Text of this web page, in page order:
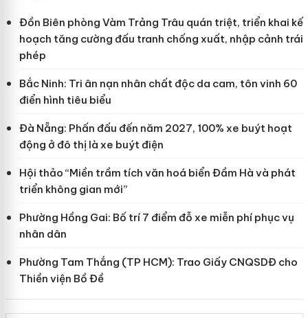
Đồn Biên phòng Vàm Trảng Trâu quán triệt, triển khai kế
hoạch tăng cường đấu tranh chống xuất, nhập cảnh trái
phép
Bắc Ninh: Tri ân nạn nhân chất độc da cam, tôn vinh 60
điển hình tiêu biểu
Đà Nẵng: Phấn đấu đến năm 2027, 100% xe buýt hoạt
động ở đô thị là xe buýt điện
Hội thảo “Miền trầm tích văn hoá biển Đầm Hà và phát
triển không gian mới”
Phường Hồng Gai: Bố trí 7 điểm đỗ xe miễn phí phục vụ
nhân dân
Phường Tam Thắng (TP HCM): Trao Giấy CNQSDĐ cho
Thiền viện Bồ Đề